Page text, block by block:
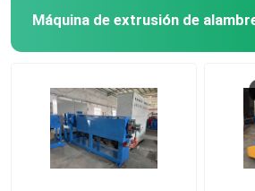
Máquina de extrusión de